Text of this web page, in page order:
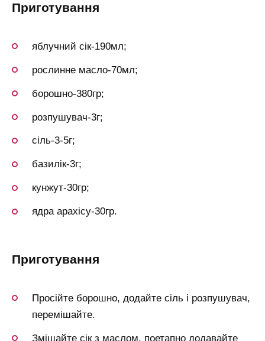
приготування
яблучний сік-190мл;
рослинне масло-70мл;
борошно-380гр;
розпушувач-3г;
сіль-3-5г;
базилік-3г;
кунжут-30гр;
ядра арахісу-30гр.
приготування
Просійте борошно, додайте сіль і розпушувач,
перемішайте.
Змішайте сік з маслом, поетапно додавайте